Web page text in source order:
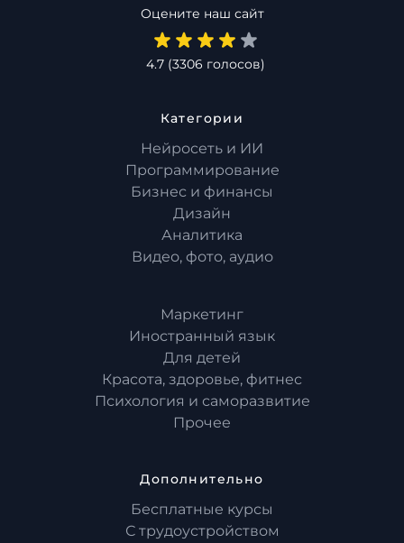
Оцените наш сайт
4.7 (3306 голосов)
Категории
Нейросеть и ИИ
Программирование
Бизнес и финансы
Дизайн
Аналитика
Видео, фото, аудио
Маркетинг
Иностранный язык
Для детей
Красота, здоровье, фитнес
Психология и саморазвитие
Прочее
Дополнительно
Бесплатные курсы
С трудоустройством